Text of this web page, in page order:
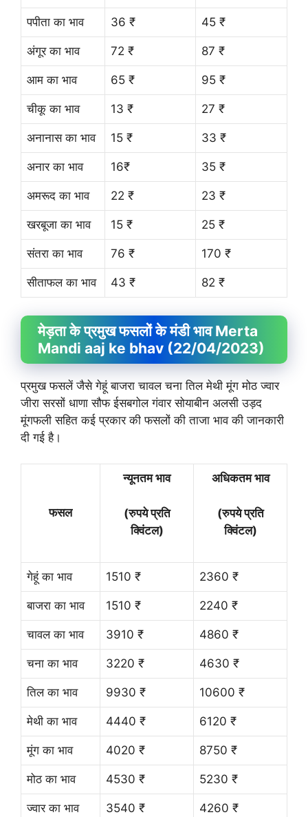
पपीता का भाव 36 ₹ 45 ₹
अंगूर का भाव 72 ₹ 87 ₹
आम का भाव 65 ₹ 95 ₹
चीकू का भाव 13 ₹ 27 ₹
अनानास का भाव 15 ₹ 33 ₹
अनार का भाव 16₹ 35 ₹
अमरूद का भाव 22 ₹ 23 ₹
खरबूजा का भाव 15 ₹ 25 ₹
संतरा का भाव 76 ₹ 170 ₹
सीताफल का भाव 43 ₹ 82 ₹
मेड़ता के प्रमुख फसलों के मंडी भाव Merta
Mandi aaj ke bhav (22/04/2023)
प्रमुख फसलें जैसे गेहूं बाजरा चावल चना तिल मेथी मूंग मोठ ज्वार
जीरा सरसों धाणा सौफ ईसबगोल गंवार सोयाबीन अलसी उड़द
मूंगफली सहित कई प्रकार की फसलों की ताजा भाव की जानकारी
दी गई है।
फसल
न्यूनतम भाव
(रुपये प्रति
क्विंटल)
अधिकतम भाव
(रुपये प्रति
क्विंटल)
गेहूं का भाव 1510 ₹ 2360 ₹
बाजरा का भाव 1510 ₹ 2240 ₹
चावल का भाव 3910 ₹ 4860 ₹
चना का भाव 3220 ₹ 4630 ₹
तिल का भाव 9930 ₹ 10600 ₹
मेथी का भाव 4440 ₹ 6120 ₹
मूंग का भाव 4020 ₹ 8750 ₹
मोठ का भाव 4530 ₹ 5230 ₹
ज्वार का भाव 3540 ₹ 4260 ₹